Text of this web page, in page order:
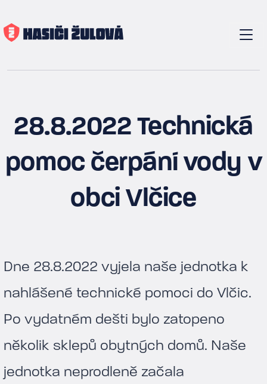
28.8.2022 Technická
pomoc čerpání vody v
obci Vlčice
Dne 28.8.2022 vyjela naše jednotka k
nahlášené technické pomoci do Vlčic.
Po vydatném dešti bylo zatopeno
několik sklepů obytných domů. Naše
jednotka neprodleně začala